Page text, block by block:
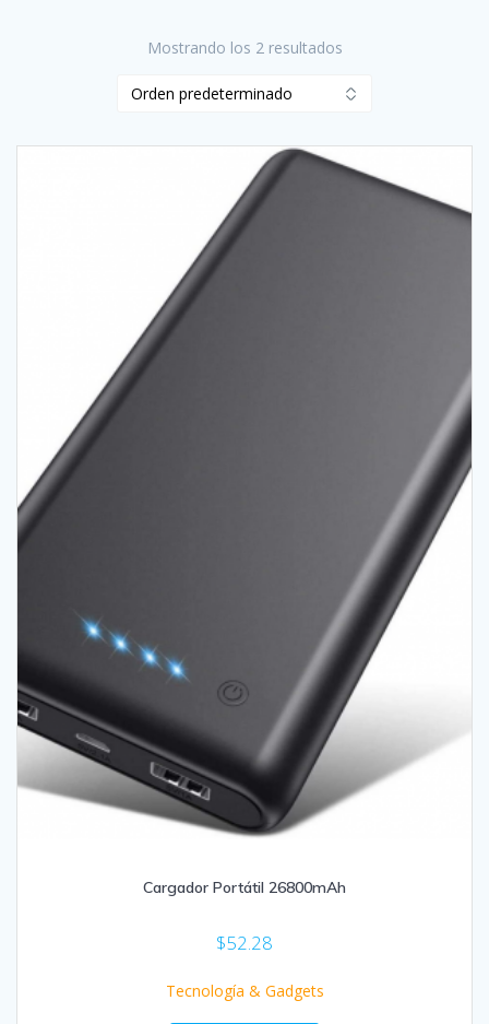
Mostrando los 2 resultados
Cargador Portátil 26800mAh
$52.28
Tecnología & Gadgets